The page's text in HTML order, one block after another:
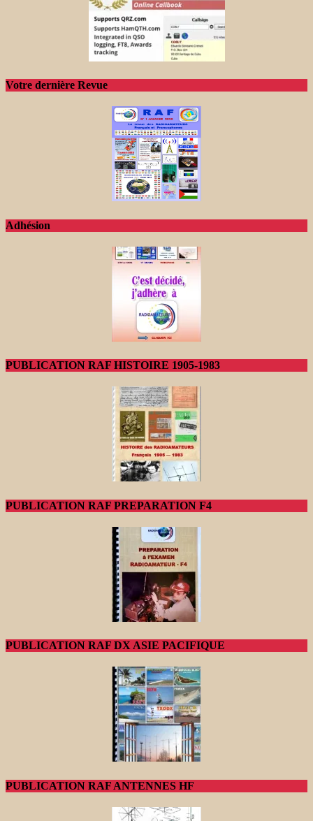
Votre dernière Revue
Adhésion
PUBLICATION RAF HISTOIRE 1905-1983
PUBLICATION RAF PREPARATION F4
PUBLICATION RAF DX ASIE PACIFIQUE
PUBLICATION RAF ANTENNES HF